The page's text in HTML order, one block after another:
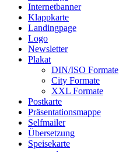
Internetbanner
Klappkarte
Landingpage
Logo
Newsletter
Plakat
DIN/ISO Formate
City Formate
XXL Formate
Postkarte
Präsentationsmappe
Selfmailer
Übersetzung
Speisekarte